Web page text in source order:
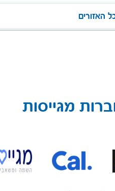
האזורים
מגייסות